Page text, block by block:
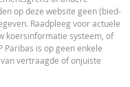
WAARDEN
-
-
(NL)
PDF
op deze website geen (bied-
Raadpleeg voor actuele
koersinformatie systeem, of
Paribas is op geen enkele
vertraagde of onjuiste